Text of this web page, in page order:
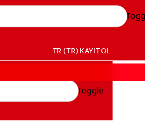
TR (TR) KAYIT OL
Toggle